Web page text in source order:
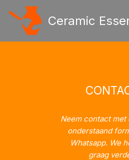
Ceramic
Neem contact met
onderstaand
Whatsapp. We
graag